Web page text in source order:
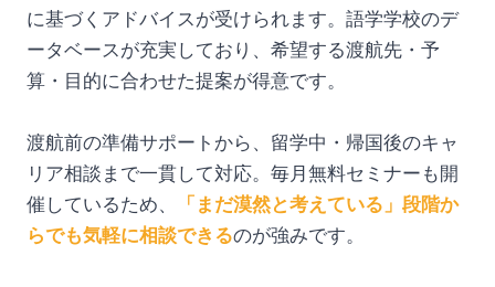
に基づくアドバイスが受けられます。語学学校のデ
ータベースが充実しており、希望する渡航先・予
算・目的に合わせた提案が得意です。
渡航前の準備サポートから、留学中・帰国後のキャ
リア相談まで一貫して対応。毎月無料セミナーも開
催しているため、
「まだ漠然と考えている」段階か
らでも気軽に相談できるのが強みです。